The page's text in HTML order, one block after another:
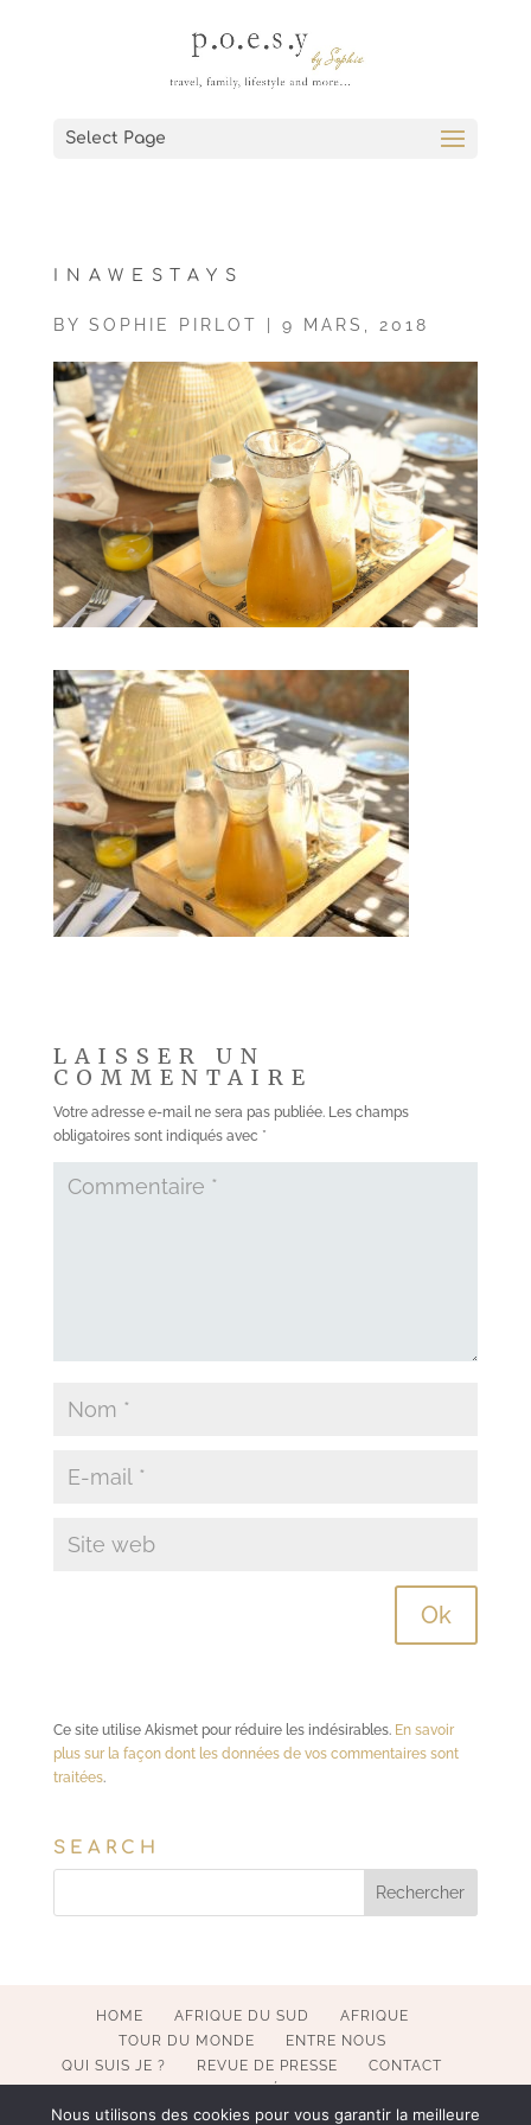
Select Page
INAWESTAYS
BY SOPHIE PIRLOT 9 MARS, 2018
LAISSER UN
COMMENTAIRE
Votre adresse e-mail ne sera pas publiée. Les champs
obligatoires sont indiqués avec *
Ce site utilise Akismet pour réduire les indésirables. En savoir
plus sur la façon dont les données de vos commentaires sont
traitées.
SEARCH
HOME AFRIQUE DU SUD
AFRIQUE
TOUR DU MONDE
ENTRE NOUS
QUI SUIS JE ?
REVUE DE PRESSE
CONTACT
Nous utilisons des cookies pour vous garantir la meilleure